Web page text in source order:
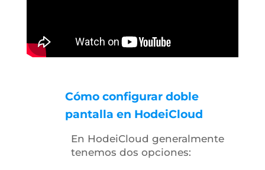
Cómo configurar doble
pantalla en HodeiCloud
En HodeiCloud generalmente
tenemos dos opciones: